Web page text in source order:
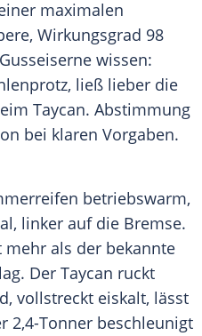
maximalen
Wirkungsgrad 98
wissen:
ließ lieber die
Taycan. Abstimmung
bei klaren Vorgaben.
betriebswarm,
linker auf die Bremse.
mehr als der bekannte
Der Taycan ruckt
vollstreckt eiskalt, lässt
2,4-Tonner beschleunigt